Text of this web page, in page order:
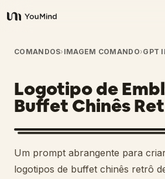
YouMind
Visão Geral
Casos de Uso
Habilidades
Prompts
COMANDOS› IMAGEM COMANDO›GPT
Logotipo de
Buffet Chinês
Um prompt abrangente para
logotipos de buffet chinês retrô